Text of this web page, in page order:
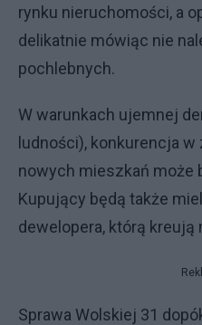
rynku nieruchomości, a
delikatnie mówiąc nie
pochlebnych.
W warunkach ujemnej
ludności), konkurencja
nowych mieszkań może
Kupujący będą także
dewelopera, którą kreują
Sprawa Wolskiej 31